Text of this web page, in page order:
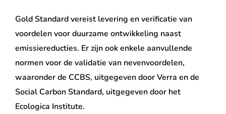
Gold Standard vereist levering en verificatie van
voordelen voor duurzame ontwikkeling naast
emissiereducties. Er zijn ook enkele aanvullende
normen voor de validatie van nevenvoordelen,
waaronder de CCBS, uitgegeven door Verra en de
Social Carbon Standard, uitgegeven door het
Ecologica Institute.